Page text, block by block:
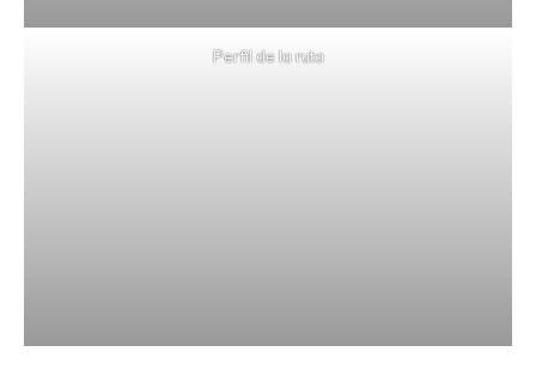
Perfil de la ruta